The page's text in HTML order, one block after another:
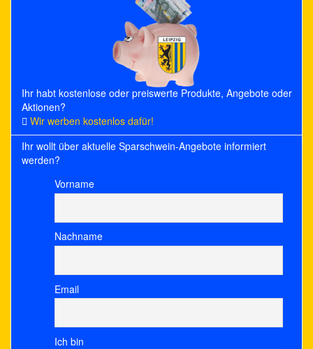
Ihr habt kostenlose oder preiswerte Produkte, Angebote oder
Aktionen?
Wir werben kostenlos dafür!
Ihr wollt über aktuelle Sparschwein-Angebote informiert
werden?
Vorname
Nachname
Email
Ich bin